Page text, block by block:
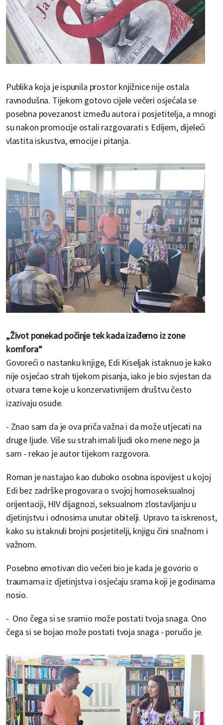
Publika koja je ispunila prostor knjižnice nije ostala
ravnodušna. Tijekom gotovo cijele večeri osjećala se
posebna povezanost između autora i posjetitelja, a mnogi
su nakon promocije ostali razgovarati s Edijem, dijeleći
vlastita iskustva, emocije i pitanja.
„Život ponekad počinje tek kada izađemo iz zone
komfora“
Govoreći o nastanku knjige, Edi Kiseljak istaknuo je kako
nije osjećao strah tijekom pisanja, iako je bio svjestan da
otvara teme koje u konzervativnijem društvu često
izazivaju osude.
- Znao sam da je ova priča važna i da može utjecati na
druge ljude. Više su strah imali ljudi oko mene nego ja
sam - rekao je autor tijekom razgovora.
Roman je nastajao kao duboko osobna ispovijest u kojoj
Edi bez zadrške progovara o svojoj homoseksualnoj
orijentaciji, HIV dijagnozi, seksualnom zlostavljanju u
djetinjstvu i odnosima unutar obitelji. Upravo ta iskrenost,
kako su istaknuli brojni posjetitelji, knjigu čini snažnom i
važnom.
Posebno emotivan dio večeri bio je kada je govorio o
traumama iz djetinjstva i osjećaju srama koji je godinama
nosio.
- Ono čega si se sramio može postati tvoja snaga. Ono
čega si se bojao može postati tvoja snaga - poručio je.